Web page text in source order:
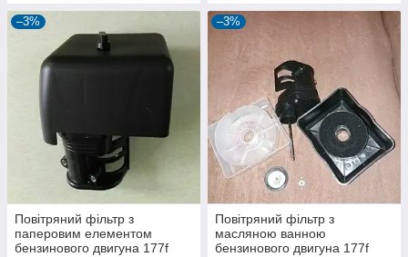
–3%
Повітряний фільтр з
паперовим елементом
бензинового двигуна 177f
–3%
Повітряний фільтр з
масляною ванною
бензинового двигуна 177f